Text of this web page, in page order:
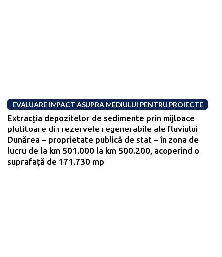
EVALUARE IMPACT ASUPRA MEDIULUI PENTRU PROIECTE
Extracția depozitelor de sedimente prin mijloace
plutitoare din rezervele regenerabile ale fluviului
Dunărea – proprietate publică de stat – în zona de
lucru de la km 501.000 la km 500.200, acoperind o
suprafață de 171.730 mp